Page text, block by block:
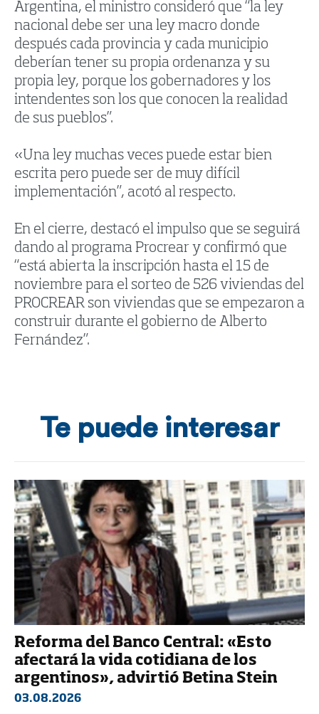
Argentina, el ministro consideró que “la ley
nacional debe ser una ley macro donde
después cada provincia y cada municipio
deberían tener su propia ordenanza y su
propia ley, porque los gobernadores y los
intendentes son los que conocen la realidad
de sus pueblos”.
«Una ley muchas veces puede estar bien
escrita pero puede ser de muy difícil
implementación”, acotó al respecto.
En el cierre, destacó el impulso que se seguirá
dando al programa Procrear y confirmó que
“está abierta la inscripción hasta el 15 de
noviembre para el sorteo de 526 viviendas del
PROCREAR son viviendas que se empezaron a
construir durante el gobierno de Alberto
Fernández”.
Te puede interesar
Reforma del Banco Central: «Esto
afectará la vida cotidiana de los
argentinos», advirtió Betina Stein
03.08.2026